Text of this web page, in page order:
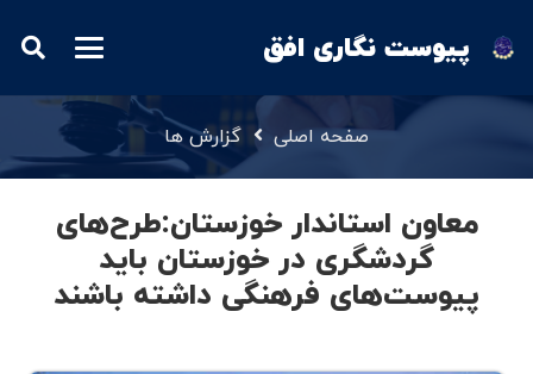
پیوست نگاری افق
صفحه اصلی گزارش ها
معاون استاندار خوزستان:طرح‌های
گردشگری در خوزستان باید
پیوست‌های فرهنگی داشته باشند